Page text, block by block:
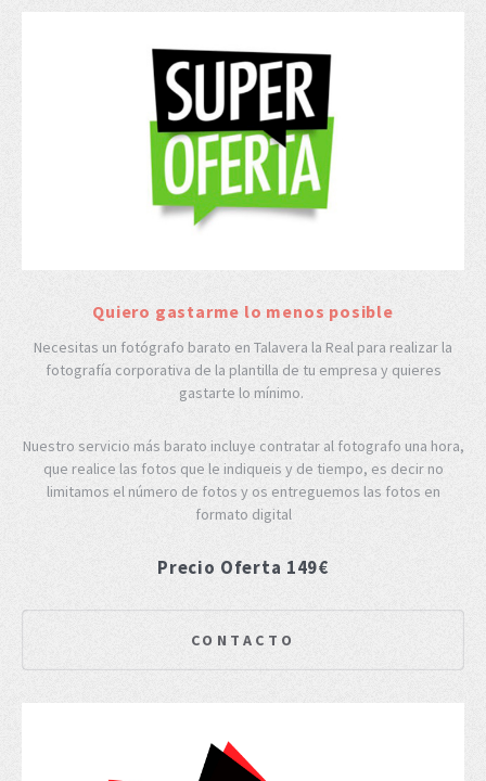
Quiero gastarme lo menos posible
Necesitas un fotógrafo barato en Talavera la Real para realizar la
fotografía corporativa de la plantilla de tu empresa y quieres
gastarte lo mínimo.
Nuestro servicio más barato incluye contratar al fotografo una hora,
que realice las fotos que le indiqueis y de tiempo, es decir no
limitamos el número de fotos y os entreguemos las fotos en
formato digital
Precio Oferta 149€
CONTACTO